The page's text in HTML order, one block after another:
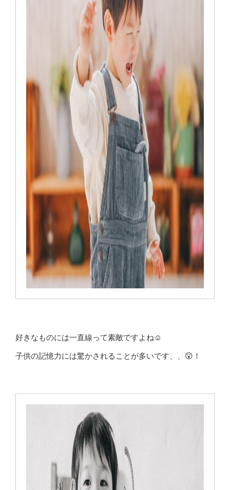
好きなものには一直線って素敵ですよね☺
子供の記憶力には驚かされることが多いです、、😲！